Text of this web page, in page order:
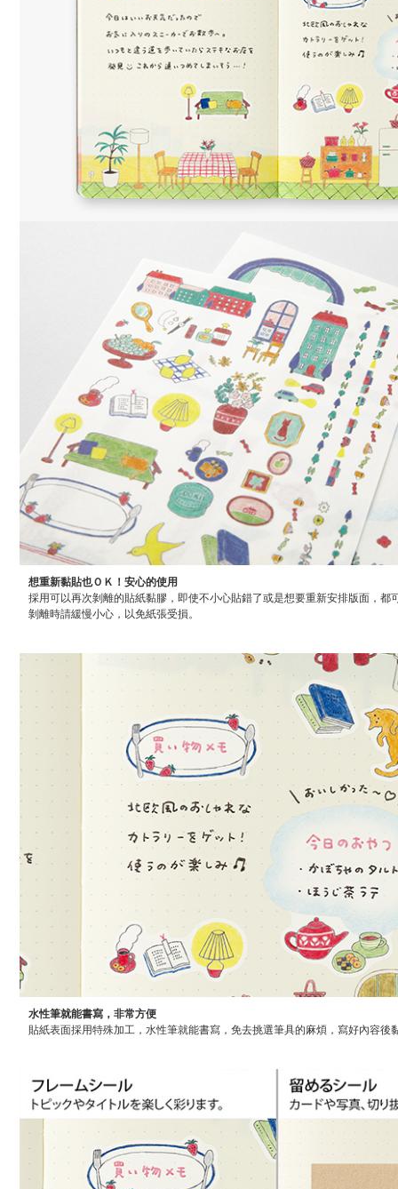
想重新黏貼也ＯＫ！安心的使用
採用可以再次剝離的貼紙黏膠，即使不小心貼錯了或是想要重新安排版面，都
剝離時請緩慢小心，以免紙張受損。
水性筆就能書寫，非常方便
貼紙表面採用特殊加工，水性筆就能書寫，免去挑選筆具的麻煩，寫好內容後